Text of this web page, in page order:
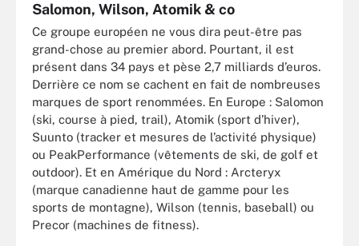
Salomon, Wilson, Atomik & co
Ce groupe européen ne vous dira peut-être pas
grand-chose au premier abord. Pourtant, il est
présent dans 34 pays et pèse 2,7 milliards d’euros.
Derrière ce nom se cachent en fait de nombreuses
marques de sport renommées. En Europe : Salomon
(ski, course à pied, trail), Atomik (sport d’hiver),
Suunto (tracker et mesures de l’activité physique)
ou PeakPerformance (vêtements de ski, de golf et
outdoor). Et en Amérique du Nord : Arcteryx
(marque canadienne haut de gamme pour les
sports de montagne), Wilson (tennis, baseball) ou
Precor (machines de fitness).